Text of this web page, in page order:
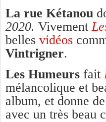
La rue Kétanou
2020. Vivement
belles vidéos
Vintrigner.
Les Humeurs fait
mélancolique et
album, et donne de
avec un très beau